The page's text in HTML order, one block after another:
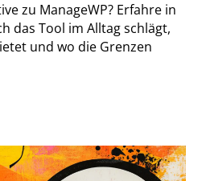
zu ManageWP? Erfahre in
das Tool im Alltag schlägt,
und wo die Grenzen